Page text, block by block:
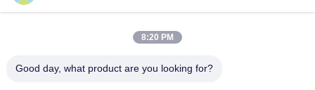
8:20 PM
Good day, what product are you looking for?